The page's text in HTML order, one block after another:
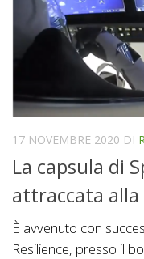
17 NOVEMBRE 2020 DI
La capsula di
attraccata alla
È avvenuto con
Resilience, presso il